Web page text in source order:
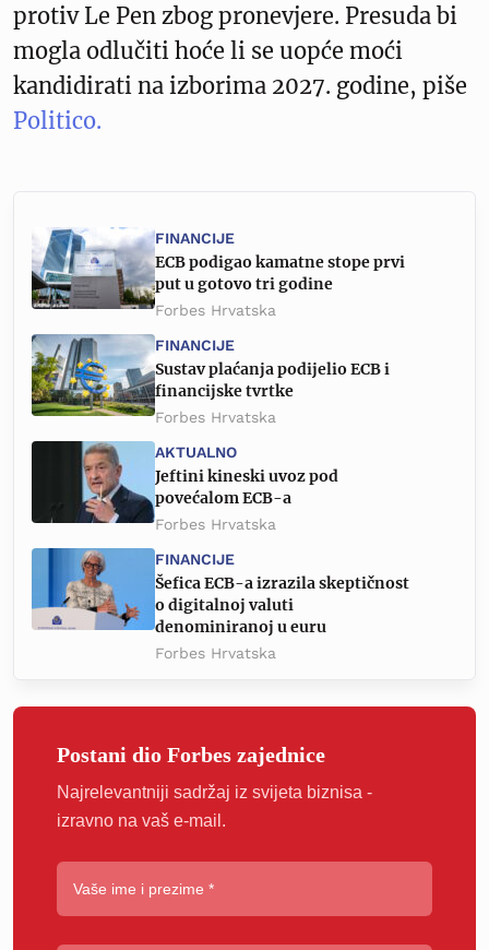
protiv Le Pen zbog pronevjere. Presuda bi
mogla odlučiti hoće li se uopće moći
kandidirati na izborima 2027. godine, piše
Politico.
FINANCIJE
ECB podigao kamatne stope prvi
put u gotovo tri godine
Forbes Hrvatska
FINANCIJE
Sustav plaćanja podijelio ECB i
financijske tvrtke
Forbes Hrvatska
AKTUALNO
Jeftini kineski uvoz pod
povećalom ECB-a
Forbes Hrvatska
FINANCIJE
Šefica ECB-a izrazila skeptičnost
o digitalnoj valuti
denominiranoj u euru
Forbes Hrvatska
Postani dio Forbes zajednice
Najrelevantniji sadržaj iz svijeta biznisa -
izravno na vaš e-mail.